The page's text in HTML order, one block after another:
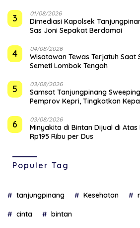
3 01/08/2026
Dimediasi Kapolsek
Sas Joni Sepakat Berdamai
4 04/08/2026
Wisatawan Tewas Terjatuh Saat
Semeti Lombok Tengah
5 03/08/2026
Samsat Tanjungpinang
Pemprov Kepri, Tingkatkan
6 03/08/2026
Minyakita di Bintan Dijual di Atas
Rp195 Ribu per Dus
Populer Tag
tanjungpinang Kesehatan
cinta bintan